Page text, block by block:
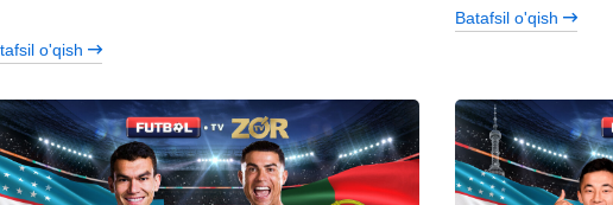
o'qish
Batafsil o'qish